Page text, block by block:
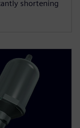
shortening